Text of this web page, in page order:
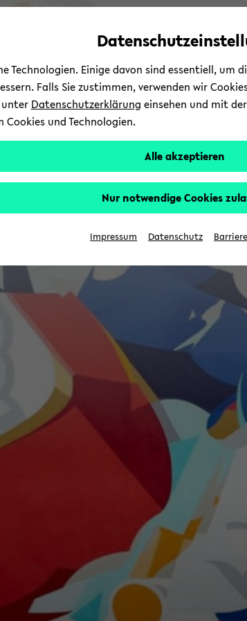
Automatische
vermeiden
zum
wechseln
zum
wechseln
zum
wechseln
Technologien. Einige davon sind essentiell,
Falls Sie zustimmen, verwenden wir
unter Datenschutzerklärung einsehen und mit
und Technologien.
Alle akzeptieren
Nur notwendige Cookies
Impressum Datenschutz